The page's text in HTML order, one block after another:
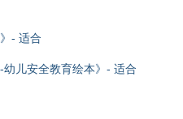
- 适合
儿安全教育绘本》- 适合